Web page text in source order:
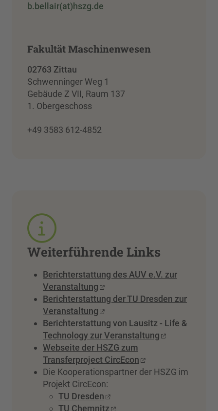
b.bellair(at)hszg.de
Fakultät Maschinenwesen
02763 Zittau
Schwenninger Weg 1
Gebäude Z VII, Raum 137
1. Obergeschoss
+49 3583 612-4852
Weiterführende Links
Berichterstattung des AUV e.V. zur
Veranstaltung
Berichterstattung der TU Dresden zur
Veranstaltung
Berichterstattung von Lausitz - Life &
Technology zur Veranstaltung
Webseite der HSZG zum
Transferproject CircEcon
Die Kooperationspartner der HSZG im
Projekt CircEcon:
TU Dresden
TU Chemnitz